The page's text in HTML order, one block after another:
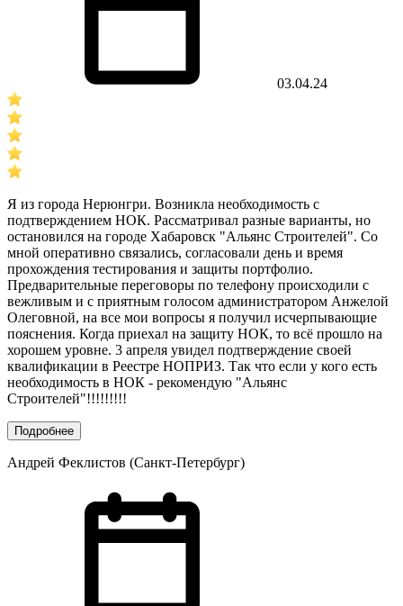
03.04.24
Я из города Нерюнгри. Возникла необходимость с
подтверждением НОК. Рассматривал разные варианты, но
остановился на городе Хабаровск "Альянс Строителей". Со
мной оперативно связались, согласовали день и время
прохождения тестирования и защиты портфолио.
Предварительные переговоры по телефону происходили с
вежливым и с приятным голосом администратором Анжелой
Олеговной, на все мои вопросы я получил исчерпывающие
пояснения. Когда приехал на защиту НОК, то всё прошло на
хорошем уровне. 3 апреля увидел подтверждение своей
квалификации в Реестре НОПРИЗ. Так что если у кого есть
необходимость в НОК - рекомендую "Альянс
Строителей"!!!!!!!!!
Подробнее
Андрей Феклистов (Санкт-Петербург)